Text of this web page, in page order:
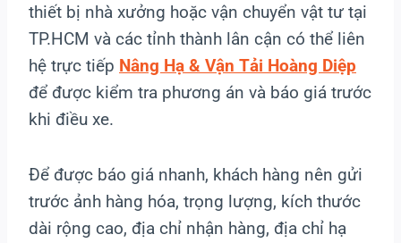
thiết bị nhà xưởng hoặc vận chuyển vật tư tại
TP.HCM và các tỉnh thành lân cận có thể liên
hệ trực tiếp Nâng Hạ & Vận Tải Hoàng Diệp
để được kiểm tra phương án và báo giá trước
khi điều xe.
Để được báo giá nhanh, khách hàng nên gửi
trước ảnh hàng hóa, trọng lượng, kích thước
dài rộng cao, địa chỉ nhận hàng, địa chỉ hạ